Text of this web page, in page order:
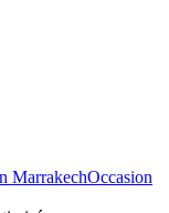
MarrakechOccasion